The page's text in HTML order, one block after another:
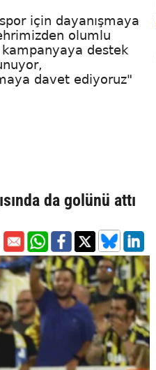
için dayanışmaya
olumlu
kampanyaya destek
davet ediyoruz"
da golünü attı